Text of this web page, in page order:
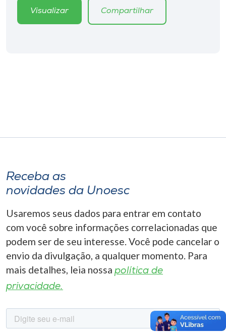
Museu
Visualizar Compartilhar
Receba as
novidades da Unoesc
Usaremos seus dados para entrar em contato
com você sobre informações correlacionadas que
podem ser de seu interesse. Você pode cancelar o
envio da divulgação, a qualquer momento. Para
mais detalhes, leia nossa política de
privacidade.